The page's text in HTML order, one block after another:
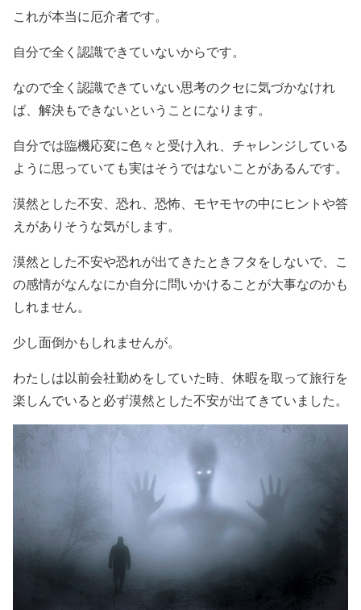
これが本当に厄介者です。
自分で全く認識できていないからです。
なので全く認識できていない思考のクセに気づかなけれ
ば、解決もできないということになります。
自分では臨機応変に色々と受け入れ、チャレンジしている
ように思っていても実はそうではないことがあるんです。
漠然とした不安、恐れ、恐怖、モヤモヤの中にヒントや答
えがありそうな気がします。
漠然とした不安や恐れが出てきたときフタをしないで、こ
の感情がなんなにか自分に問いかけることが大事なのかも
しれません。
少し面倒かもしれませんが。
わたしは以前会社勤めをしていた時、休暇を取って旅行を
楽しんでいると必ず漠然とした不安が出てきていました。